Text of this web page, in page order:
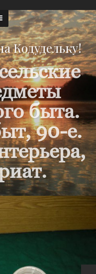
Кодудельку!
быта.
90-е.